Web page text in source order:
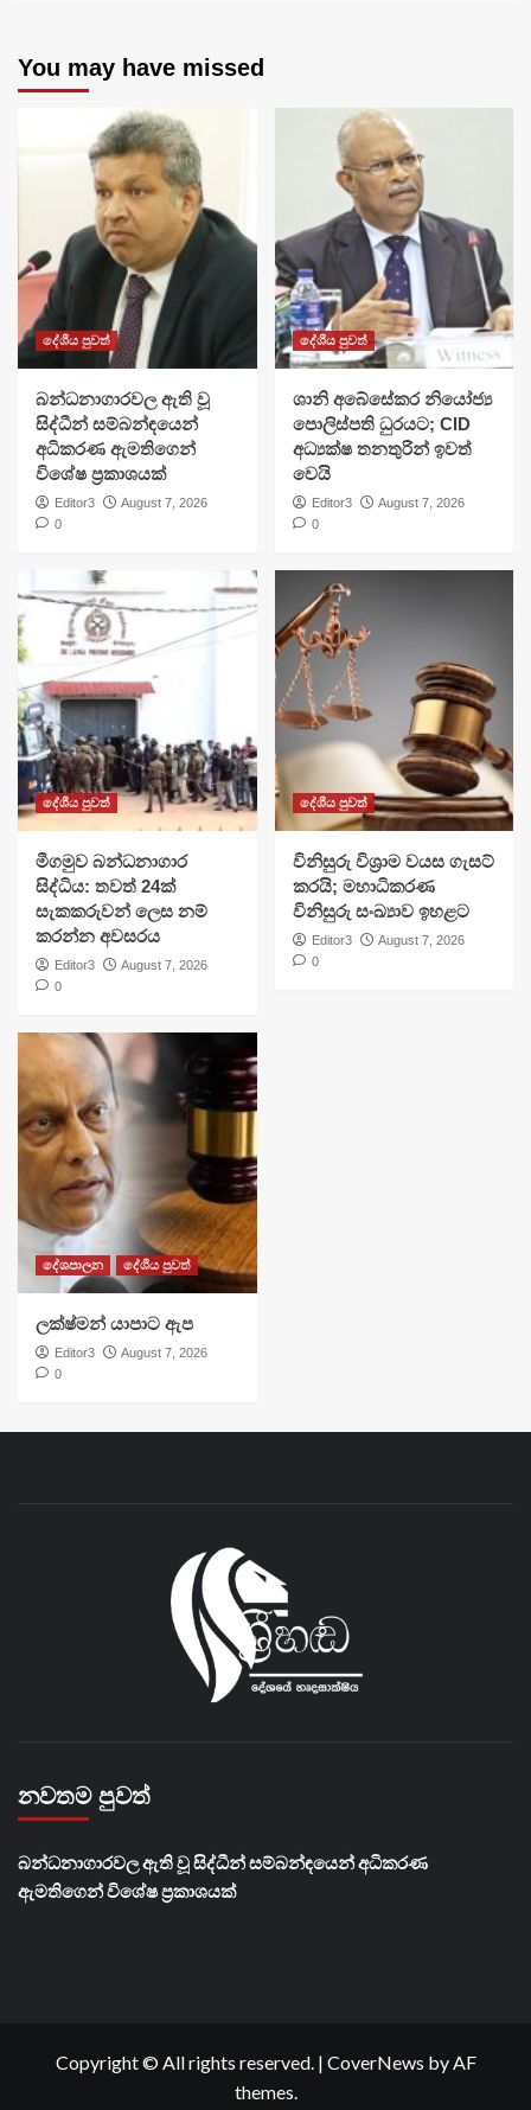
You may have missed
දේශීය පුවත්
බන්ධනාගාරවල ඇති වූ
සිද්ධීන් සම්බන්ඳයෙන්
අධිකරණ ඇමතිගෙන්
විශේෂ ප්‍රකාශයක්
Editor3
August 7, 2026
0
දේශීය පුවත්
ශානි අබේසේකර නියෝජ්‍ය
පොලිස්පති ධුරයට; CID
අධ්‍යක්ෂ තනතුරින් ඉවත්
වෙයි
Editor3
August 7, 2026
0
දේශීය පුවත්
මීගමුව බන්ධනාගාර
සිද්ධිය: තවත් 24ක්
සැකකරුවන් ලෙස නම්
කරන්න අවසරය
Editor3
August 7, 2026
0
දේශීය පුවත්
විනිසුරු විශ්‍රාම වයස ගැසට්
කරයි; මහාධිකරණ
විනිසුරු සංඛ්‍යාව ඉහළට
Editor3
August 7, 2026
0
දේශපාලන දේශීය පුවත්
ලක්ෂ්මන් යාපාට ඇප
Editor3
August 7, 2026
0
නවතම පුවත්
බන්ධනාගාරවල ඇති වූ සිද්ධීන් සම්බන්ඳයෙන් අධිකරණ
ඇමතිගෙන් විශේෂ ප්‍රකාශයක්
Copyright © All rights reserved. | CoverNews by AF
themes.